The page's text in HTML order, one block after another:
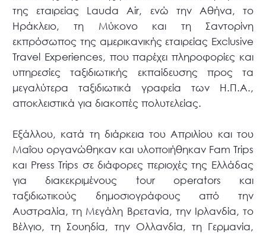
της εταιρείας Lauda Air, ενώ την Αθήνα, το
Ηράκλειο, τη Μύκονο και τη Σαντορίνη
εκπρόσωπος της αμερικανικής εταιρείας Exclusive
Travel Experiences, που παρέχει πληροφορίες και
υπηρεσίες ταξιδιωτικής εκπαίδευσης προς τα
μεγαλύτερα ταξιδιωτικά γραφεία των Η.Π.Α.,
αποκλειστικά για διακοπές πολυτελείας.
Εξάλλου, κατά τη διάρκεια του Απριλίου και του
Μαΐου οργανώθηκαν και υλοποιήθηκαν Fam Trips
και Press Trips σε διάφορες περιοχές της Ελλάδας
για διακεκριμένους tour operators και
ταξιδιωτικούς δημοσιογράφους από την
Αυστραλία, τη Μεγάλη Βρετανία, την Ιρλανδία, το
Βέλγιο, τη Σουηδία, την Ολλανδία, τη Γερμανία,